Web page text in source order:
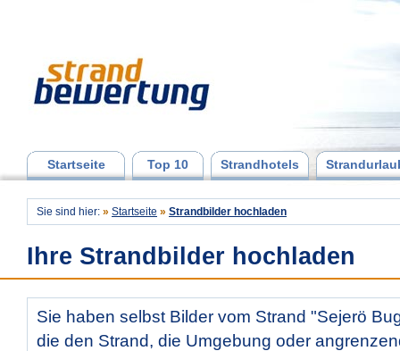
Startseite Top 10 Strandhotels
Sie sind hier: » Startseite » Strandbilder hochladen
Ihre Strandbilder hochladen
Sie haben selbst Bilder vom Strand "Sejerö
die den Strand, die Umgebung oder